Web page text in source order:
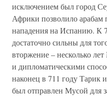
исключением был город
Африки позволило арабам
нападения на Испанию. К
достаточно сильны для
вторжение – несколько
и дипломатическими
наконец в 711 году Тарик
был отправлен Мусой для